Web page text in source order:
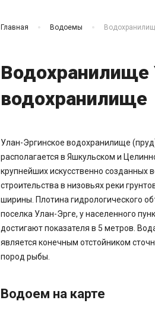
Главная Водоемы
Водохранилище
водохранилище
Улан-Эргинское водохранилище
располагается в Яшкульском и
крупнейших искусственно созданных
строительства в низовьях реки
ширины. Плотина гидрологического
поселка Улан-Эрге, у населенного
достигают показателя в 5 метров.
является конечным отстойником
пород рыбы.
Водоем на карте